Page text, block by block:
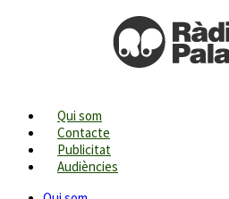
Qui som
Contacte
Publicitat
Audiències